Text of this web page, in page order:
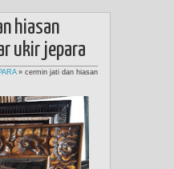
hiasan
ukir jepara
» cermin jati dan hiasan